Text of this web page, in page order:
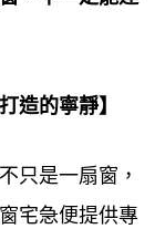
以「
顧客至
觀，並提供完
居住品質。 具
與合理的價
造的寧靜】
只是一扇窗，
宅急便提供專